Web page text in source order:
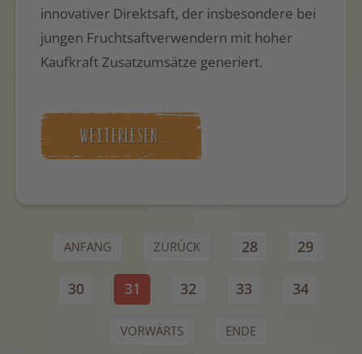
innovativer Direktsaft, der insbesondere bei
jungen Fruchtsaftverwendern mit hoher
Kaufkraft Zusatzumsätze generiert.
WEITERLESEN …
ANFANG ZURÜCK 28 29
30 31 32 33 34
VORWÄRTS ENDE